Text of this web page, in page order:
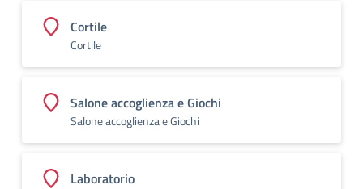
Cortile
Cortile
Salone accoglienza e Giochi
Salone accoglienza e Giochi
Laboratorio